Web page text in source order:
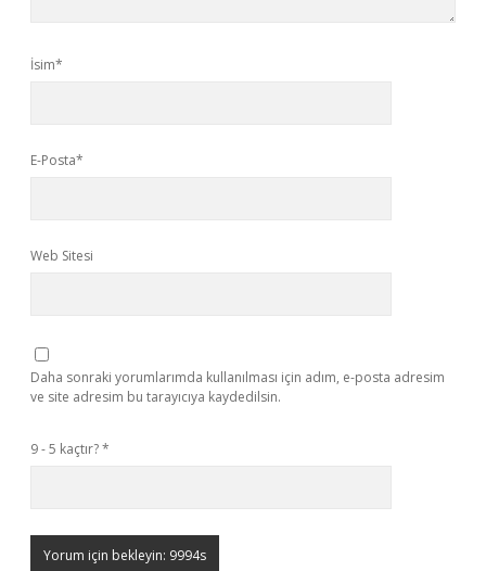
İsim*
E-Posta*
Web Sitesi
Daha sonraki yorumlarımda kullanılması için adım, e-posta adresim
ve site adresim bu tarayıcıya kaydedilsin.
9 - 5 kaçtır?*